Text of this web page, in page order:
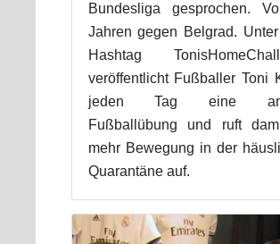
Bundesliga gesprochen.
Jahren gegen Belgrad.
Hashtag
veröffentlicht Fußballer Toni
jeden Tag eine
Fußballübung und ruft
mehr Bewegung in der
Quarantäne auf.